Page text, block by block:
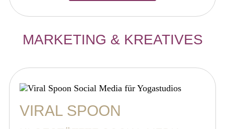
MARKETING & KREATIVES
VIRAL SPOON